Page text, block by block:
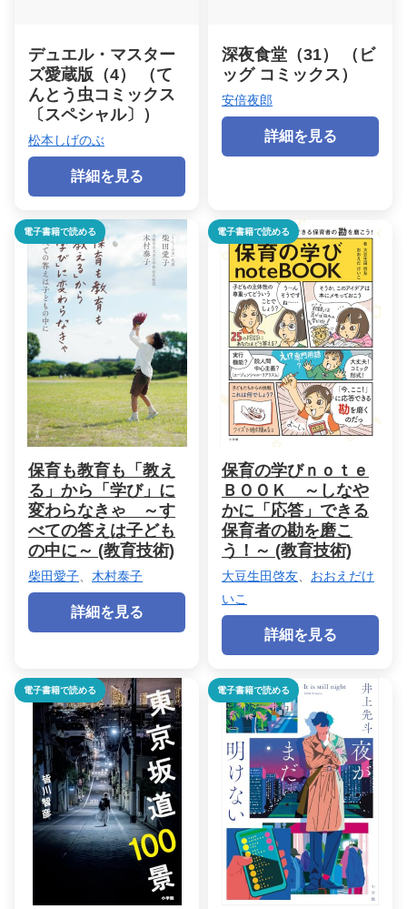
デュエル・マスター
ズ愛蔵版（4） （て
んとう虫コミックス
〔スペシャル〕）
松本しげのぶ
詳細を見る
深夜食堂（31） （ビ
ッグ コミックス）
安倍夜郎
詳細を見る
電子書籍で読める
保育も教育も「教え
る」から「学び」に
変わらなきゃ ～す
べての答えは子ども
の中に～ (教育技術)
柴田愛子 木村泰子
詳細を見る
電子書籍で読める
保育の学びｎｏｔｅ
ＢＯＯＫ ～しなや
かに「応答」できる
保育者の勘を磨こ
う！～ (教育技術)
大豆生田啓友
おおえだけ
いこ
詳細を見る
電子書籍で読める 電子書籍で読める